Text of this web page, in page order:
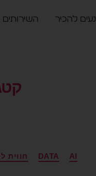
נעים להכיר השירותים
AI
DATA חווית